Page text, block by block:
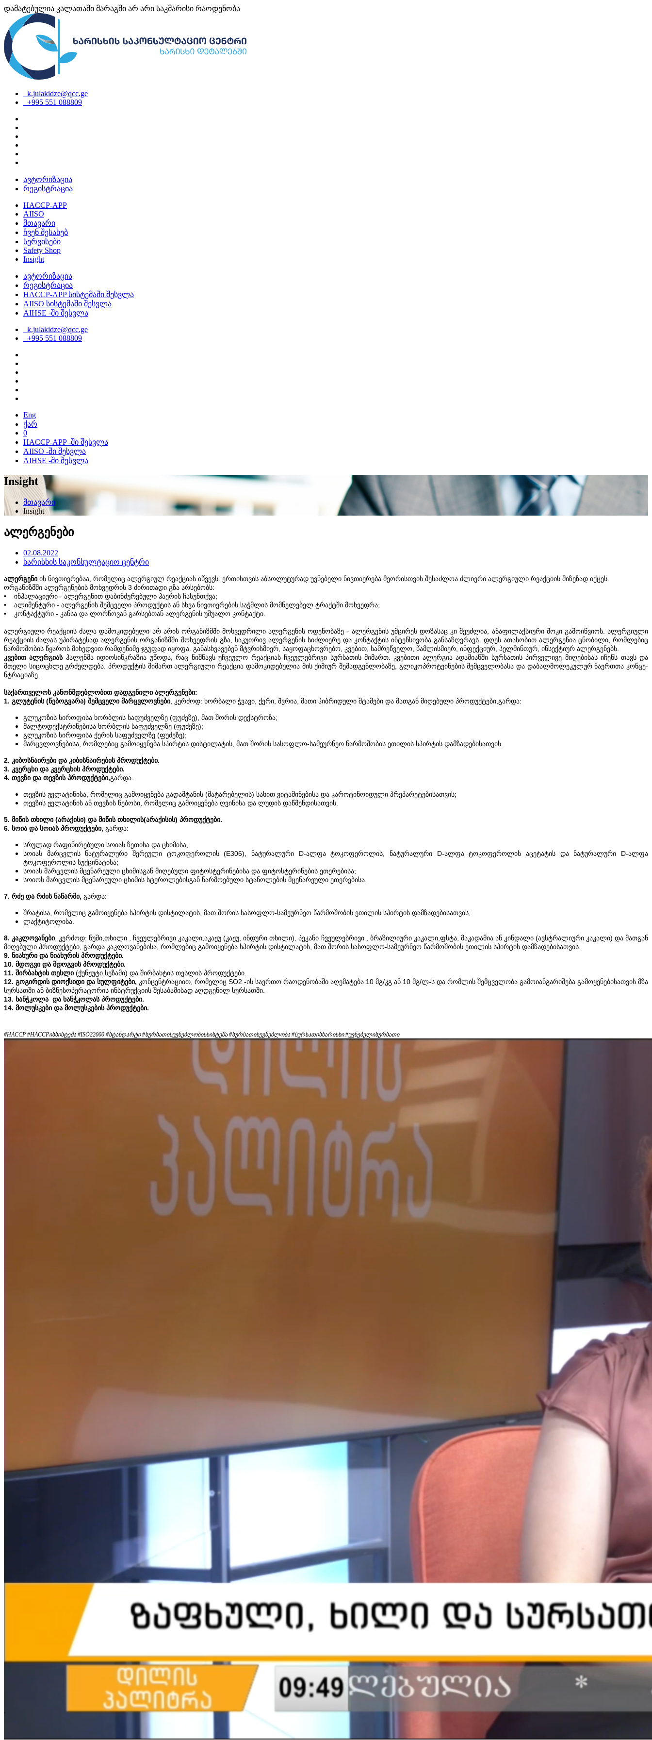
დამატებულია კალათაში მარაგში არ არი საკმარისი რაოდენობა
k.julakidze@qcc.ge
+995 551 088809
ავტორიზაცია
რეგისტრაცია
HACCP-APP
AIISO
მთავარი
ჩვენ შესახებ
სერვისები
Safety Shop
Insight
ავტორიზაცია
რეგისტრაცია
HACCP-APP სისტემაში შესვლა
AIISO სისტემაში შესვლა
AIHSE -ში შესვლა
k.julakidze@qcc.ge
+995 551 088809
Eng
ქარ
0
HACCP-APP -ში შესვლა
AIISO -ში შესვლა
AIHSE -ში შესვლა
Insight
მთავარი
Insight
ალერგენები
02.08.2022
ხარისხის საკონსულტაციო ცენტრი
ალერგენი ის ნივთიერებაა, რომელიც ალერგიულ რეაქციას იწვევს. ერთისთვის აბსოლუტურად უვნებელი ნივთიერება მეორისთვის შესაძლოა ძლიერი ალერგიული რეაქციის მიზეზად იქცეს.
ორგანიზმში ალერგენების მოხვედრის 3 ძირითადი გზა არსებობს:
• ინჰალაციური - ალერგენით დაბინძურებული ჰაერის ჩასუნთქვა;
• ალიმენტური - ალერგენის შემცველი პროდუქტის ან სხვა ნივთიერების საჭმლის მომნელებელ ტრაქტში მოხვედრა;
• კონტაქტური - კანსა და ლორწოვან გარსებთან ალერგენის უშუალო კონტაქტი.
ალერგიული რეაქციის ძალა დამოკიდებული არ არის ორგანიზმში მოხვედრილი ალერგენის ოდენობაზე - ალერგენის უმცირეს დოზასაც კი შეუძლია, ანაფილაქსიური შოკი გამოიწვიოს. ალერგიული
რეაქციის ძალას უპირატესად ალერგენის ორგანიზმში მოხვედრის გზა, საკუთრივ ალერგენის სიძლიერე და კონტაქტის ინტენსივობა განსაზღვრავს. დღეს ათასობით ალერგენია ცნობილი, რომლებიც
წარმოშობის წყაროს მიხედვით რამდენიმე ჯგუფად იყოფა. განასხვავებენ მტვრისმიერ, საყოფაცხოვრებო, კვებით, სამრეწველო, წამლისმიერ, ინფექციურ, ჰელმინთურ, ინსექტიურ ალერგენებს.
კვებით ალერგიასჰალენმა იდიოსინკრაზია უწოდა, რაც ნიშნავს უჩვეულო რეაქციას ჩვეულებრივი სურსათის მიმართ. კვებითი ალერგია ადამიანში სურსათის პირველივე მიღებისას იჩენს თავს და
მთელი სიცოცხლე გრძელდება. პროდუქტის მიმართ ალერგიული რეაქცია დამოკიდებულია მის ქიმიურ შემადგენლობაზე, გლიკოპროტეინების შემცველობასა და დაბალმოლეკულურ ნაერთთა კონცე-
ნტრაციაზე.
საქართველოს კანონმდებლობით დადგენილი ალერგენები:
1. გლუტენის (წებოგვარა) შემცველი მარცვლოვნები , კერძოდ: ხორბალი ჭვავი, ქერი, შვრია, მათი ჰიბრიდული შტამები და მათგან მიღებული პროდუქტები,გარდა:
გლუკოზის სიროფისა ხორბლის საფუძველზე (ფუძეზე), მათ შორის დექსტროზა;
მალტოდექსტრინებისა ხორბლის საფუძველზე (ფუძეზე);
გლუკოზის სიროფისა ქერის საფუძველზე (ფუძეზე);
მარცვლოვნებისა, რომლებიც გამოიყენება სპირტის დისტილატის, მათ შორის სასოფლო-სამეურნეო წარმოშობის ეთილის სპირტის დამზადებისათვის.
2. კიბოსნაირები და კიბისნაირების პროდუქტები.
3. კვერცხი და კვერცხის პროდუქტები.
4. თევზი და თევზის პროდუქტები,გარდა:
თევზის ჟელატინისა, რომელიც გამოიყენება გადამტანის (მატარებელის) სახით ვიტამინებისა და კაროტინოიდული პრეპარეტებისათვის;
თევზის ჟელატინის ან თევზის წებოსი, რომელიც გამოიყენება ღვინისა და ლუდის დაწმენდისათვის.
5. მიწის თხილი (არაქისი) და მიწის თხილის(არაქისის) პროდუქტები.
6. სოია და სოიას პროდუქტები, გარდა:
სრულად რაფინირებული სოიას ზეთისა და ცხიმისა;
სოიას მარცვლის ნატურალური შერეული ტოკოფეროლის (E306), ნატურალური D-ალფა ტოკოფეროლის, ნატურალური D-ალფა ტოკოფეროლის აცეტატის და ნატურალური D-ალფა
ტოკოფეროლის სუქცინატისა;
სოიას მარცვლის მცენარეული ცხიმისგან მიღებული ფიტოსტერინებისა და ფიტოსტერინების ეთერებისა;
სოიოს მარცვლის მცენარეული ცხიმის სტეროლებისგან წარმოებული სტანოლების მცენარეული ეთერებისა.
7. რძე და რძის ნაწარმი, გარდა:
შრატისა, რომელიც გამოიყენება სპირტის დისტილატის, მათ შორის სასოფლო-სამეურნეო წარმოშობის ეთილის სპირტის დამზადებისათვის;
ლაქტიტოლისა.
8. კაკლოვანები , კერძოდ: ნუში,თხილი , ჩვეულებრივი კაკალი,აკაჟუ (კაჟუ, ინდური თხილი), პეკანი ჩვეულებრივი , ბრაზილიური კაკალი,ფსტა, მაკადამია ან კინდალი (ავსტრალიური კაკალი) და მათგან
მიღებული პროდუქტები, გარდა კაკლოვანებისა, რომლებიც გამოიყენება სპირტის დისტილატის, მათ შორის სასოფლო-სამეურნეო წარმოშობის ეთილის სპირტის დამზადებისათვის.
9. ნიახური და ნიახურის პროდუქტები.
10. მდოგვი და მდოგვის პროდუქტები.
11. შირბახტის თესლი (ქუნჟუტი,სეზამი) და შირბახტის თესლის პროდუქტები.
12. გოგირდის დიოქსიდი და სულფიტები, კონცენტრაციით, რომელიც SO2 -ის საერთო რაოდენობაში აღემატება 10 მგ/კგ ან 10 მგ/ლ-ს და რომლის შემცველობა გამოიანგარიშება გამოყენებისათვის მზა
სურსათში ან ბიზნესოპერატორის ინსტრუქციის შესაბამისად აღდგენილ სურსათში.
13. ხანჭკოლა და ხანჭკოლას პროდუქტები.
14. მოლუსკები და მოლუსკების პროდუქტები.
#HACCP #HACCPისსისტემა #ISO22000 #სტანდარტი #სურსათისუვნებლობისსისტემა #სურსათისუვნებლობა #სურსათისხარისხი #უვნებელისურსათი